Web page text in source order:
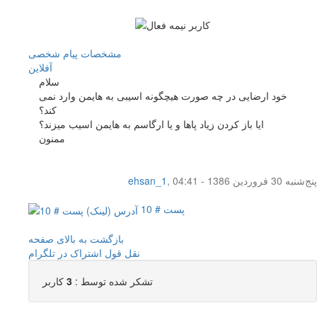
مشخصات پیام شخصی
آفلاين
سلام
خود ارضایی در چه صورت هیچگونه اسیبی به هایمن وارد نمی
کند؟
ایا باز کردن زیاد پاها و یا ارگاسم به هایمن اسیب میزند؟
ممنون
ehsan_1 ,
پنج‌شنبه 30 فروردین 1386 - 04:41
پست # 10
بازگشت به بالای صفحه
نقل قول اشتراک در تلگرام
تشکر شده توسط : 3 کاربر